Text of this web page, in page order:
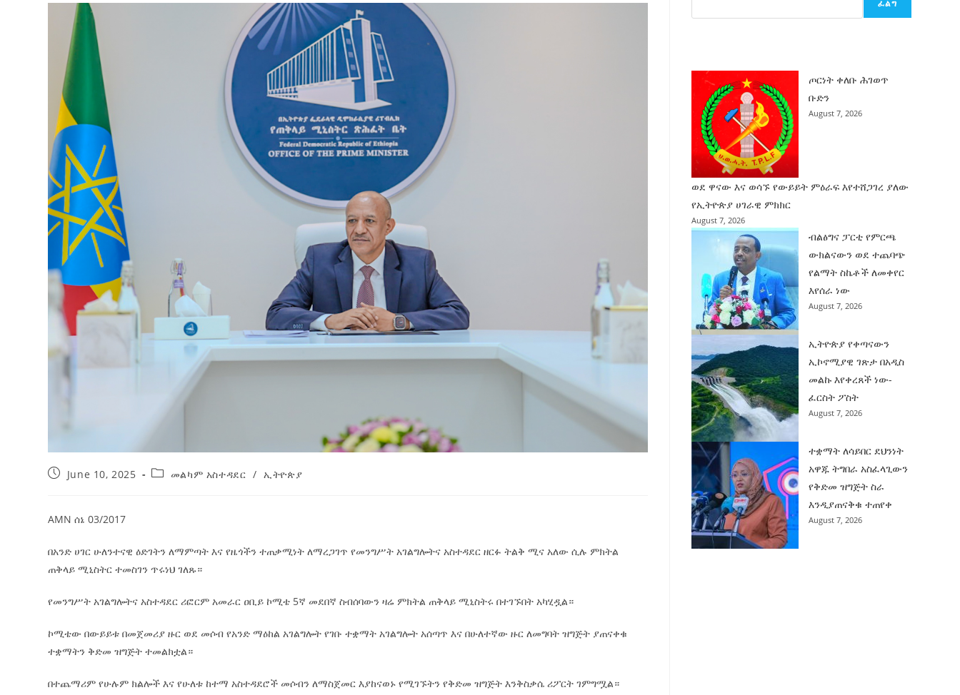
ብልፅግና ፓርቲ የምርጫ ውክልናውን ወደ
ተጨባጭ የልማት ስኬቶች ለመቀየር እየሰራ ነው
ኢትዮጵያ የቀጣናውን ኢኮኖሚያዊ ገጽታ በአዲስ
መልኩ እየቀረጸች ነው-ፈርስት ፖስት
August 7, 2026
2ኛው የአዲስ ሚዲያ ኔትዎርክ አመራሮች እና
ሠራተኞች ስፖርት ፌስቲቫል በቴሌቪዥን ዘርፍ
ተቃውሞ የበዛበት የፊፋ አዲሱ እቅድ
July 30, 2026
June 10, 2025 መልካም አስተዳደር / ኢትዮጵያ
AMN ሰኔ 03/2017
በአንድ ሀገር ሁለንተናዊ ዕድገትን ለማምጣት እና የዜጎችን ተጠቃሚነት ለማረጋገጥ የመንግሥት አገልግሎትና አስተዳደር ዘርፉ ትልቅ ሚና አለው ሲሉ ምክትል
ጠቅላይ ሚኒስትር ተመስገን ጥሩነህ ገለጹ።
የመንግሥት አገልግሎትና አስተዳደር ሪፎርም አመራር ዐቢይ ኮሚቴ 5ኛ መደበኛ ስብሰባውን ዛሬ ምክትል ጠቅላይ ሚኒስትሩ በተገኙበት አካሂዷል።
ኮሚቴው በውይይቱ በመጀመሪያ ዙር ወደ መሶብ የአንድ ማዕከል አገልግሎት የገቡ ተቋማት አገልግሎት አሰጣጥ እና በሁለተኛው ዙር ለመግባት ዝግጅት ያጠናቀቁ
ተቋማትን ቅድመ ዝግጅት ተመልክቷል።
በተጨማሪም የሁሉም ክልሎች እና የሁለቱ ከተማ አስተዳደሮች መሶብን ለማስጀመር እያከናወኑ የሚገኙትን የቅድመ ዝግጅት እንቅስቃሴ ሪፖርት ገምግሟል።
ፈልግ
ጦርነት ቀለቡ ሕገወጥ
ቡድን
August 7, 2026
ወደ ዋናው እና ወሳኙ የውይይት ምዕራፍ እየተሸጋገረ ያለው
የኢትዮጵያ ሀገራዊ ምክክር
August 7, 2026
ብልፅግና ፓርቲ የምርጫ
ውክልናውን ወደ ተጨባጭ
የልማት ስኬቶች ለመቀየር
እየሰራ ነው
August 7, 2026
ኢትዮጵያ የቀጣናውን
ኢኮኖሚያዊ ገጽታ በአዲስ
መልኩ እየቀረጸች ነው-
ፈርስት ፖስት
August 7, 2026
ተቋማት ለሳይበር ደህንነት
አዋጁ ትግበራ አስፈላጊውን
የቅድመ ዝግጅት ስራ
እንዲያጠናቅቁ ተጠየቀ
August 7, 2026